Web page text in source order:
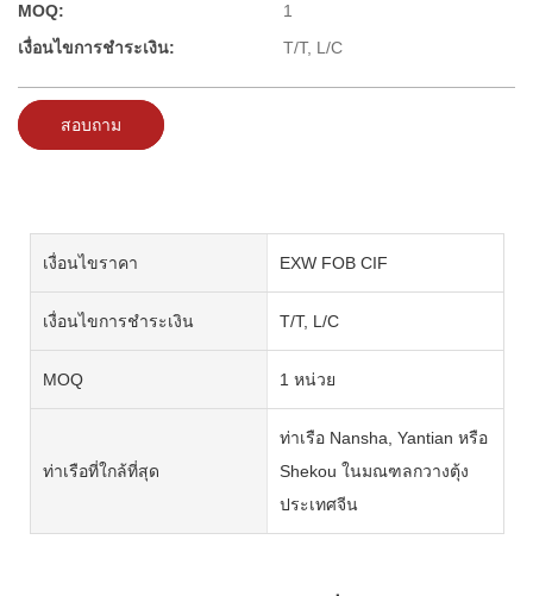
MOQ:
1
เงื่อนไขการชำระเงิน:
T/T, L/C
สอบถาม
เงื่อนไขราคา EXW FOB CIF
เงื่อนไขการชำระเงิน T/T, L/C
MOQ 1 หน่วย
ท่าเรือที่ใกล้ที่สุด
ท่าเรือ Nansha, Yantian หรือ
Shekou ในมณฑลกวางตุ้ง
ประเทศจีน